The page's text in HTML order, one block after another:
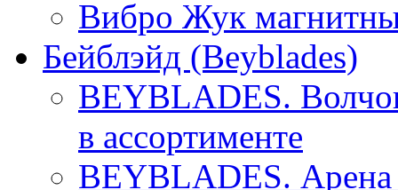
Вибро Жук
Бейблэйд (Beyblades)
BEYBLADES.
в ассортименте
BEYBLADES.